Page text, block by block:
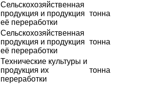
Сельскохозяйственная
продукция и продукция
её переработки
тонна
Сельскохозяйственная
продукция и продукция
её переработки
тонна
Технические культуры и
продукция их
переработки
тонна